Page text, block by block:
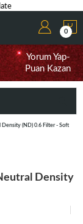
0
Yorum Yap-
Puan Kazan
(ND) 0.6 Filter - Soft
Density